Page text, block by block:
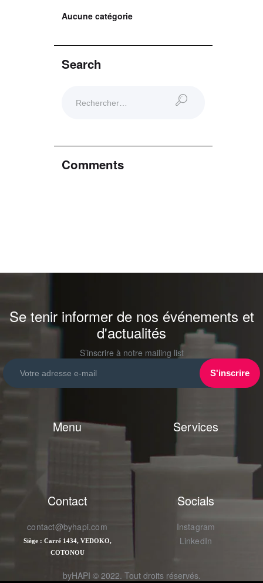
Aucune catégorie
Search
Comments
Se tenir informer de nos événements et
d'actualités
S’inscrire à notre mailing list
Menu Services
Contact
contact@byhapi.com
Siège : Carré 1434, VEDOKO,
COTONOU
Socials
Instagram
LinkedIn
byHAPI © 2022. Tout droits réservés.